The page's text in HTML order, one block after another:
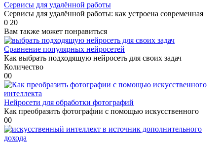
Сервисы для удалённой работы
Сервисы для удалённой работы: как устроена современная
0 20
Вам также может понравиться
Сравнение популярных нейросетей
Как выбрать подходящую нейросеть для своих задач
Количество
00
Нейросети для обработки фотографий
Как преобразить фотографии с помощью искусственного
00